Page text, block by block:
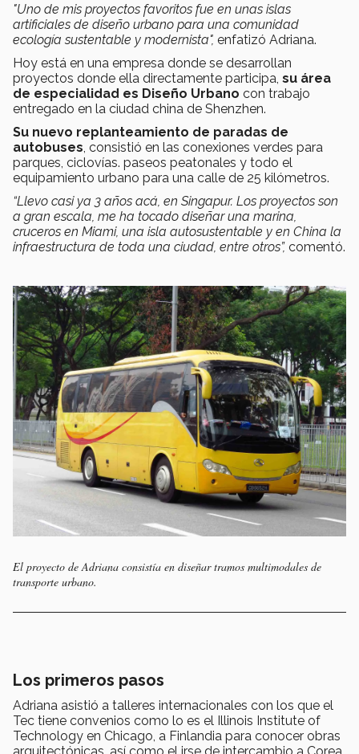
"Uno de mis proyectos favoritos fue en unas islas
artificiales de diseño urbano para una comunidad
ecología sustentable y modernista", enfatizó Adriana.
Hoy está en una empresa donde se desarrollan
proyectos donde ella directamente participa, su área
de especialidad es Diseño Urbano con trabajo
entregado en la ciudad china de Shenzhen.
Su nuevo replanteamiento de paradas de
autobuses , consistió en las conexiones verdes para
parques, ciclovías. paseos peatonales y todo el
equipamiento urbano para una calle de 25 kilómetros.
“Llevo casi ya 3 años acá, en Singapur. Los proyectos son
a gran escala, me ha tocado diseñar una marina,
cruceros en Miami, una isla autosustentable y en China la
infraestructura de toda una ciudad, entre otros”, comentó.
El proyecto de Adriana consistía en diseñar tramos multimodales de
transporte urbano.
Los primeros pasos
Adriana asistió a talleres internacionales con los que el
Tec tiene convenios como lo es el Illinois Institute of
Technology en Chicago, a Finlandia para conocer obras